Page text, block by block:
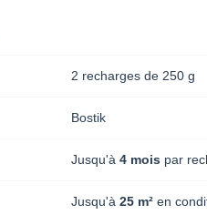
2 recharges de 250 g
Bostik
Jusqu'à 4 mois par
Jusqu'à 25 m² en